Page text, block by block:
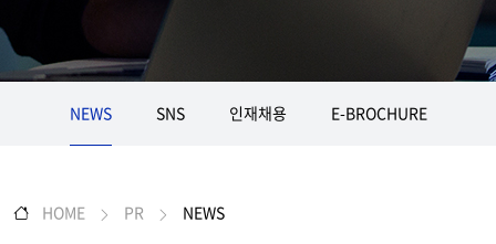
NEWS SNS 인재채용 E-BROCHURE
HOME PR NEWS